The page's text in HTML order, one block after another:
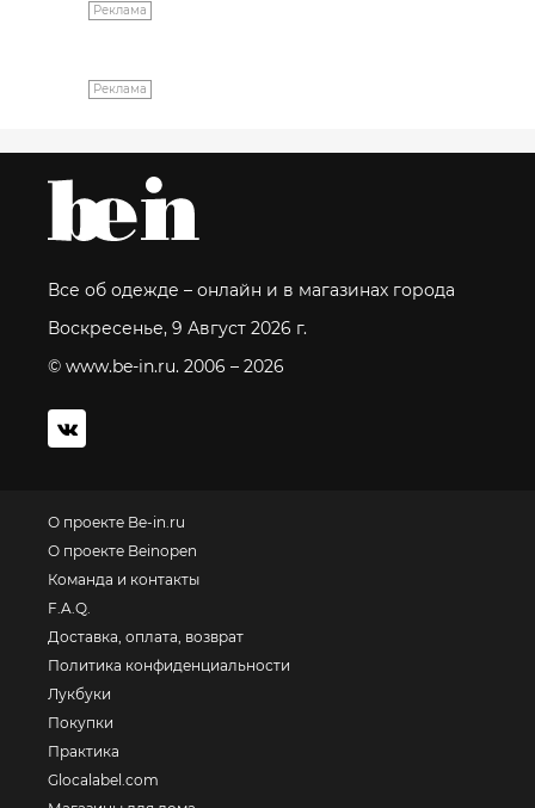
Реклама
Реклама
Все об одежде – онлайн и в магазинах города
Воскресенье, 9 Август 2026 г.
© www.be-in.ru. 2006 – 2026
О проекте Be-in.ru
О проекте Beinopen
Команда и контакты
F.A.Q.
Доставка, оплата, возврат
Политика конфиденциальности
Лукбуки
Покупки
Практика
Glocalabel.com